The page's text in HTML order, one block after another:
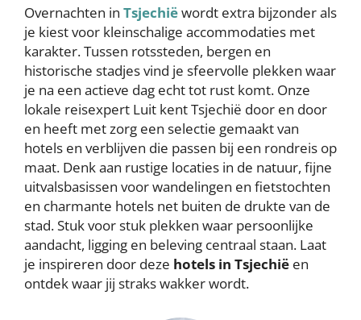
Overnachten in Tsjechiëwordt extra bijzonder als
je kiest voor kleinschalige accommodaties met
karakter. Tussen rotssteden, bergen en
historische stadjes vind je sfeervolle plekken waar
je na een actieve dag echt tot rust komt. Onze
lokale reisexpert Luit kent Tsjechië door en door
en heeft met zorg een selectie gemaakt van
hotels en verblijven die passen bij een rondreis op
maat. Denk aan rustige locaties in de natuur, fijne
uitvalsbasissen voor wandelingen en fietstochten
en charmante hotels net buiten de drukte van de
stad. Stuk voor stuk plekken waar persoonlijke
aandacht, ligging en beleving centraal staan. Laat
je inspireren door deze hotels in Tsjechië en
ontdek waar jij straks wakker wordt.